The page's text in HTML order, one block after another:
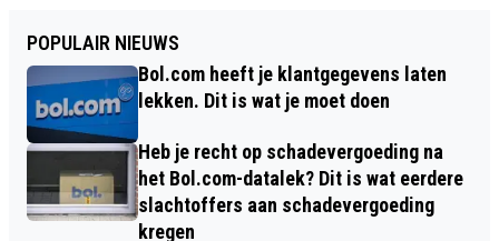
POPULAIR NIEUWS
Bol.com heeft je klantgegevens laten
lekken. Dit is wat je moet doen
Heb je recht op schadevergoeding na
het Bol.com-datalek? Dit is wat eerdere
slachtoffers aan schadevergoeding
kregen